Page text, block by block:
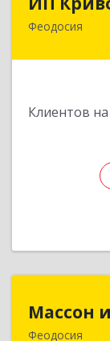
Феодосия
Клиентов
Массон
Феодосия